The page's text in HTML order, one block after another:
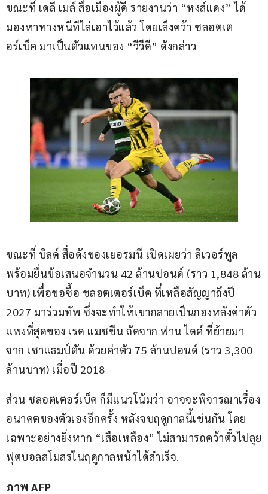
ขณะที่ เดลี เมล์ สื่อเมืองผู้ดี รายงานว่า “หงส์แดง” ได้
มองหาทางหนีทีไล่เอาไว้แล้ว โดยเล็งคว้า ชลอตเต
อร์เบ็ค มาเป็นตัวแทนของ “วีวีดี” ดังกล่าว
ขณะที่ บิลด์ สื่อดังของเยอรมนี เปิดเผยว่า ลิเวอร์พูล
พร้อมยื่นข้อเสนอจำนวน 42 ล้านปอนด์ (ราว 1,848 ล้าน
บาท) เพื่อขอซื้อ ชลอตเตอร์เบ็ค ที่เหลือสัญญาถึงปี
2027 มาร่วมทัพ ซึ่งจะทำให้เขากลายเป็นกองหลังค่าตัว
แพงที่สุดของ เรด แมชชีน ถัดจาก ฟาน ไดค์ ที่ย้ายมา
จาก เซาแธมป์ตัน ด้วยค่าตัว 75 ล้านปอนด์ (ราว 3,300
ล้านบาท) เมื่อปี 2018
ส่วน ชลอตเตอร์เบ็ค ก็มีแนวโน้มว่า อาจจะพิจารณาเรื่อง
อนาคตของตัวเองอีกครั้ง หลังจบฤดูกาลนี้เช่นกัน โดย
เฉพาะอย่างยิ่งหาก “เสือเหลือง” ไม่สามารถคว้าตั๋วไปลุย
ฟุตบอลสโมสรในฤดูกาลหน้าได้สำเร็จ.
ภาพ AFP